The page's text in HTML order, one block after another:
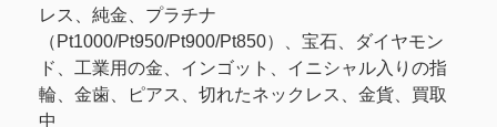
レス、純金、プラチナ
（Pt1000/Pt950/Pt900/Pt850）、宝石、ダイヤモン
ド、工業用の金、インゴット、イニシャル入りの指
輪、金歯、ピアス、切れたネックレス、金貨、買取
中